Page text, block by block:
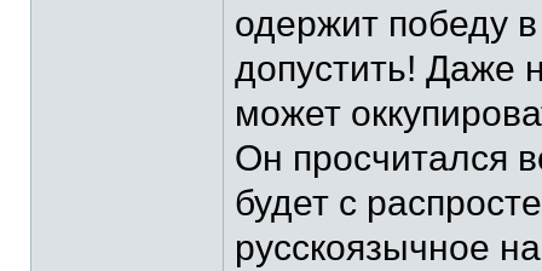
одержит победу
допустить! Даже
может
Он просчитался
будет с
русскоязычное